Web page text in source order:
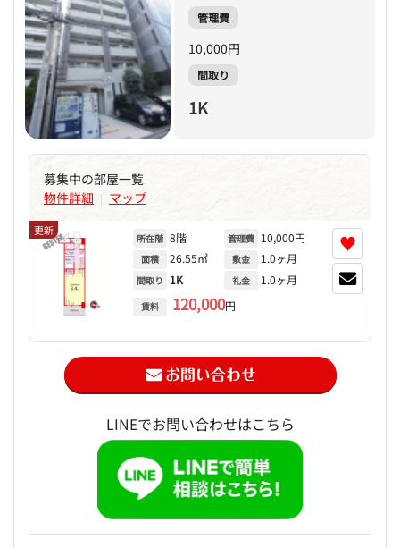
管理費
10,000円
間取り
1K
募集中の部屋一覧
物件詳細 | マップ
更新
所在階 8階
面積 26.55㎡
間取り 1K
賃料 120,000円
管理費 10,000円
敷金 1.0ヶ月
礼金 1.0ヶ月
♥
LINEでお問い合わせはこちら